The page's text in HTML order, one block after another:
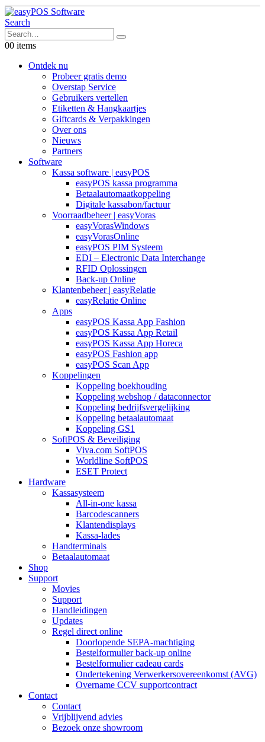
Search
00 items
Ontdek nu
Probeer gratis demo
Overstap Service
Gebruikers vertellen
Etiketten & Hangkaartjes
Giftcards & Verpakkingen
Over ons
Nieuws
Partners
Software
Kassa software | easyPOS
easyPOS kassa programma
Betaalautomaatkoppeling
Digitale kassabon/factuur
Voorraadbeheer | easyVoras
easyVorasWindows
easyVorasOnline
easyPOS PIM Systeem
EDI – Electronic Data Interchange
RFID Oplossingen
Back-up Online
Klantenbeheer | easyRelatie
easyRelatie Online
Apps
easyPOS Kassa App Fashion
easyPOS Kassa App Retail
easyPOS Kassa App Horeca
easyPOS Fashion app
easyPOS Scan App
Koppelingen
Koppeling boekhouding
Koppeling webshop / dataconnector
Koppeling bedrijfsvergelijking
Koppeling betaalautomaat
Koppeling GS1
SoftPOS & Beveiliging
Viva.com SoftPOS
Worldline SoftPOS
ESET Protect
Hardware
Kassasysteem
All-in-one kassa
Barcodescanners
Klantendisplays
Kassa-lades
Handterminals
Betaalautomaat
Shop
Support
Movies
Support
Handleidingen
Updates
Regel direct online
Doorlopende SEPA-machtiging
Bestelformulier back-up online
Bestelformulier cadeau cards
Ondertekening Verwerkersovereenkomst (AVG)
Overname CCV supportcontract
Contact
Contact
Vrijblijvend advies
Bezoek onze showroom